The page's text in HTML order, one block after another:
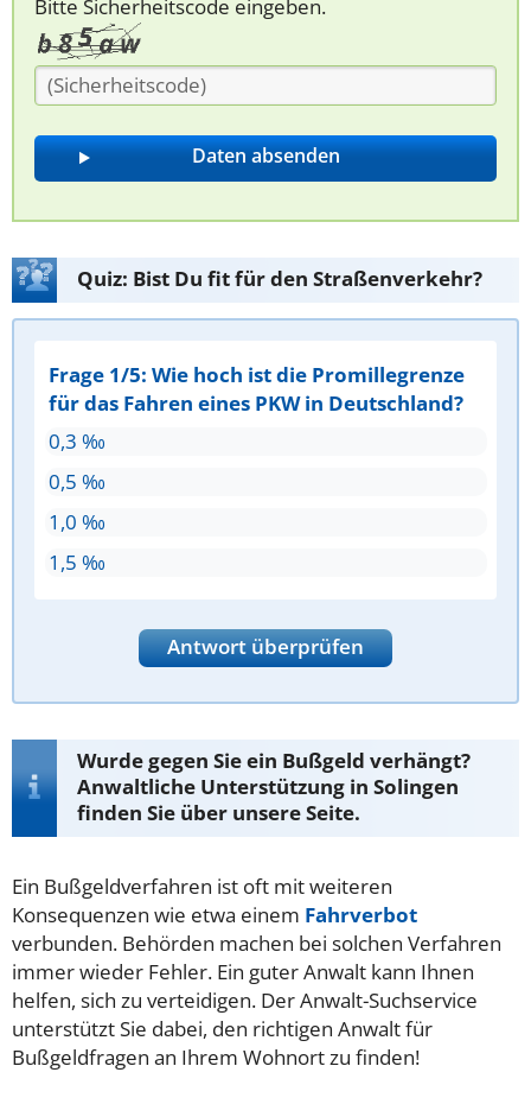
Bitte Sicherheitscode eingeben.
Quiz: Bist Du fit für den Straßenverkehr?
Frage 1/5: Wie hoch ist die Promillegrenze
für das Fahren eines PKW in Deutschland?
0,3 ‰
0,5 ‰
1,0 ‰
1,5 ‰
Antwort überprüfen
Wurde gegen Sie ein Bußgeld verhängt?
Anwaltliche Unterstützung in Solingen
finden Sie über unsere Seite.
Ein Bußgeldverfahren ist oft mit weiteren
Konsequenzen wie etwa einem Fahrverbot
verbunden. Behörden machen bei solchen Verfahren
immer wieder Fehler. Ein guter Anwalt kann Ihnen
helfen, sich zu verteidigen. Der Anwalt-Suchservice
unterstützt Sie dabei, den richtigen Anwalt für
Bußgeldfragen an Ihrem Wohnort zu finden!